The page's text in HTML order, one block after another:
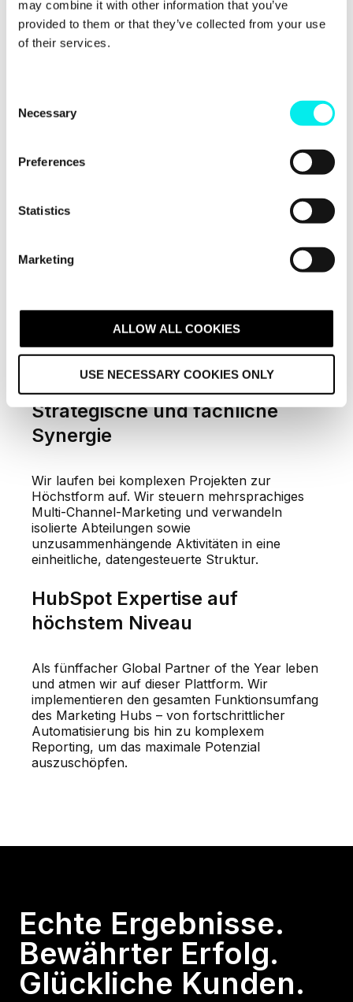
may combine it with other information that you’ve
provided to them or that they’ve collected from your use
of their services.
Necessary
Preferences
Statistics
Marketing
ALLOW ALL COOKIES
USE NECESSARY COOKIES ONLY
Warum Avidly?
Globale Reichweite, Lokale
Über 370 interne Spezialisten in den Regionen
besten HubSpot Services der Welt – persönlich
vermittelt durch lokale Expertise.
Strategische und fachliche
Synergie
Wir laufen bei komplexen Projekten zur
Höchstform auf. Wir steuern mehrsprachiges
Multi-Channel-Marketing und verwandeln
isolierte Abteilungen sowie
unzusammenhängende Aktivitäten in eine
einheitliche, datengesteuerte Struktur.
HubSpot Expertise auf
höchstem Niveau
Als fünffacher Global Partner of the Year leben
und atmen wir auf dieser Plattform. Wir
implementieren den gesamten Funktionsumfang
des Marketing Hubs – von fortschrittlicher
Automatisierung bis hin zu komplexem
Reporting, um das maximale Potenzial
auszuschöpfen.
Echte Ergebnisse.
Bewährter Erfolg.
Glückliche Kunden.